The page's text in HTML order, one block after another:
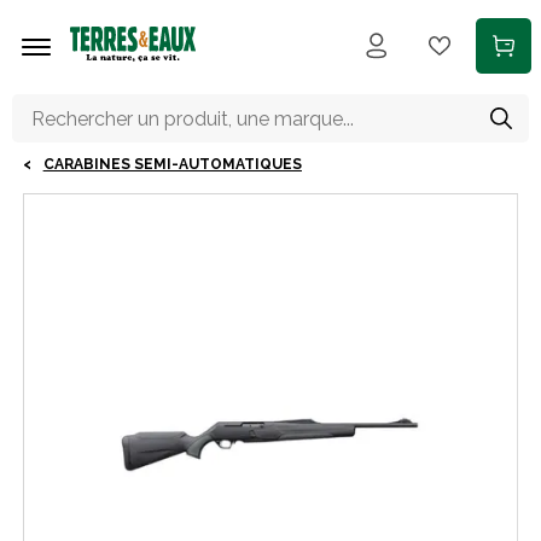
CARABINES SEMI-AUTOMATIQUES